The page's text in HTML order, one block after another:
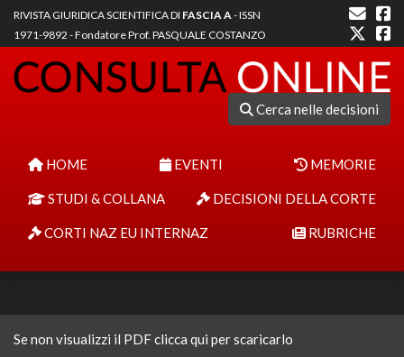
RIVISTA GIURIDICA SCIENTIFICA DI FASCIA A- ISSN
1971-9892 - Fondatore Prof. PASQUALE COSTANZO
Cerca nelle decisioni
HOME EVENTI MEMORIE
STUDI & COLLANA DECISIONI DELLA CORTE
CORTI NAZ EU INTERNAZ RUBRICHE
Se non visualizzi il PDF clicca qui per scaricarlo